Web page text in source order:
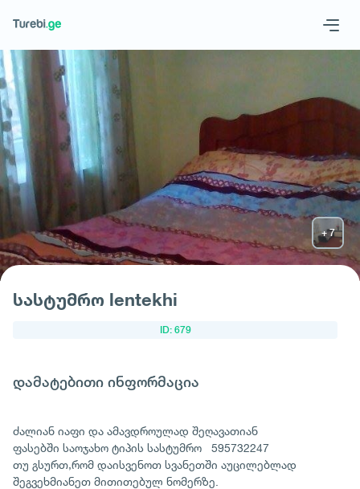
Geo Eng
მოითხოვე სასტუმრო
სასტუმრო lentekhi
ID: 679
დამატებითი ინფორმაცია
ძალიან იაფი და ამავდროულად შეღავათიან
ფასებში საოჯახო ტიპის სასტუმრო 595732247
თუ გსურთ,რომ დაისვენოთ სვანეთში აუცილებლად
შეგვეხმიანეთ მითითებულ ნომერზე.